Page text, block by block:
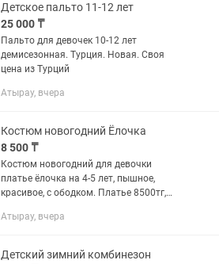
Детское пальто 11-12 лет
25 000 ₸
Пальто для девочек 10-12 лет
демисезонная. Турция. Новая. Своя
цена из Турций
Атырау, вчера
Костюм новогодний Ёлочка
8 500 ₸
Костюм новогодний для девочки
платье ёлочка на 4-5 лет, пышное,
красивое, с ободком. Платье 8500тг,
самой красивой на празднике!
Атырау, вчера
Детский зимний комбинезон